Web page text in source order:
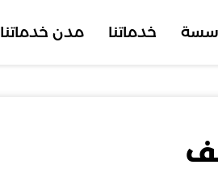
خدماتنا مدن خدماتنا